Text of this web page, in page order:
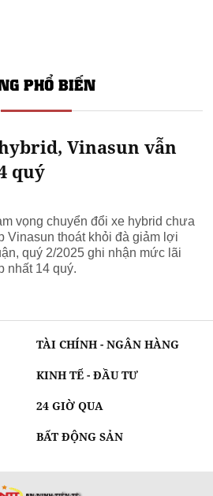
PHỔ BIẾN
Vinasun vẫn
quý
vọng chuyển đổi xe hybrid chưa
Vinasun thoát khỏi đà giảm lợi
quý 2/2025 ghi nhận mức lãi
nhất 14 quý.
TÀI CHÍNH - NGÂN HÀNG
KINH TẾ - ĐẦU TƯ
24 GIỜ QUA
BẤT ĐỘNG SẢN